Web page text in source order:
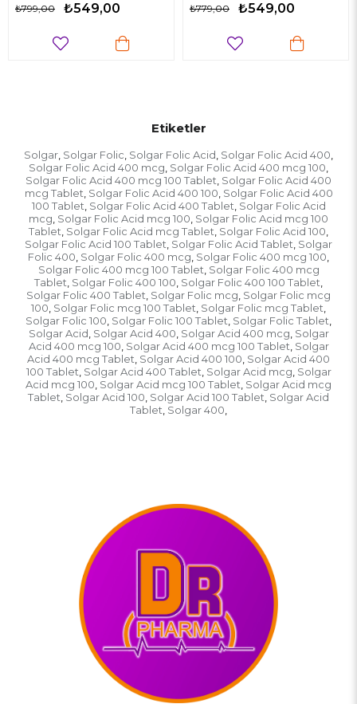
₺549,00
₺779,00 ₺768,90
Etiketler
Solgar, Solgar Folic, Solgar Folic Acid, Solgar Folic Acid 400,
Solgar Folic Acid 400 mcg, Solgar Folic Acid 400 mcg 100,
Solgar Folic Acid 400 mcg 100 Tablet, Solgar Folic Acid 400
mcg Tablet, Solgar Folic Acid 400 100, Solgar Folic Acid 400
100 Tablet, Solgar Folic Acid 400 Tablet, Solgar Folic Acid
mcg, Solgar Folic Acid mcg 100, Solgar Folic Acid mcg 100
Tablet, Solgar Folic Acid mcg Tablet, Solgar Folic Acid 100,
Solgar Folic Acid 100 Tablet, Solgar Folic Acid Tablet, Solgar
Folic 400, Solgar Folic 400 mcg, Solgar Folic 400 mcg 100,
Solgar Folic 400 mcg 100 Tablet, Solgar Folic 400 mcg
Tablet, Solgar Folic 400 100, Solgar Folic 400 100 Tablet,
Solgar Folic 400 Tablet, Solgar Folic mcg, Solgar Folic mcg
100, Solgar Folic mcg 100 Tablet, Solgar Folic mcg Tablet,
Solgar Folic 100, Solgar Folic 100 Tablet, Solgar Folic Tablet,
Solgar Acid, Solgar Acid 400, Solgar Acid 400 mcg, Solgar
Acid 400 mcg 100, Solgar Acid 400 mcg 100 Tablet, Solgar
Acid 400 mcg Tablet, Solgar Acid 400 100, Solgar Acid 400
100 Tablet, Solgar Acid 400 Tablet, Solgar Acid mcg, Solgar
Acid mcg 100, Solgar Acid mcg 100 Tablet, Solgar Acid mcg
Tablet, Solgar Acid 100, Solgar Acid 100 Tablet, Solgar Acid
Tablet, Solgar 400,